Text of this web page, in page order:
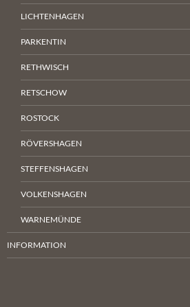
LICHTENHAGEN
PARKENTIN
RETHWISCH
RETSCHOW
ROSTOCK
RÖVERSHAGEN
STEFFENSHAGEN
VOLKENSHAGEN
WARNEMÜNDE
INFORMATION